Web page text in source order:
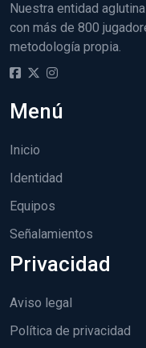
Nuestra entidad
con más de 800
metodología propia.
Menú
Inicio
Identidad
Equipos
Señalamientos
Privacidad
Aviso legal
Política de privacidad